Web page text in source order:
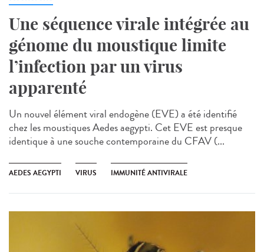
Une séquence virale intégrée au
génome du moustique limite
l’infection par un virus
apparenté
Un nouvel élément viral endogène (EVE) a été identifié
chez les moustiques Aedes aegypti. Cet EVE est presque
identique à une souche contemporaine du CFAV (...
AEDES AEGYPTI VIRUS IMMUNITÉ ANTIVIRALE